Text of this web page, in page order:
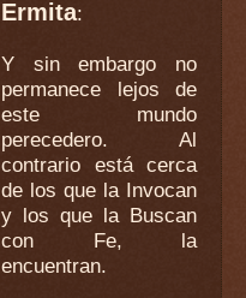
Ermita:
Y sin embargo no
permanece lejos de
este mundo
perecedero. Al
contrario está cerca
de los que la Invocan
y los que la Buscan
con Fe, la
encuentran.